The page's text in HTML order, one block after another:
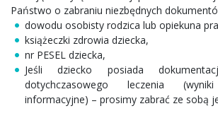
Państwo o zabraniu niezbędnych
dowodu osobisty rodzica lub opiekuna
książeczki zdrowia dziecka,
nr PESEL dziecka,
Jeśli dziecko posiada
dotychczasowego leczenia
informacyjne) – prosimy zabrać ze sobą